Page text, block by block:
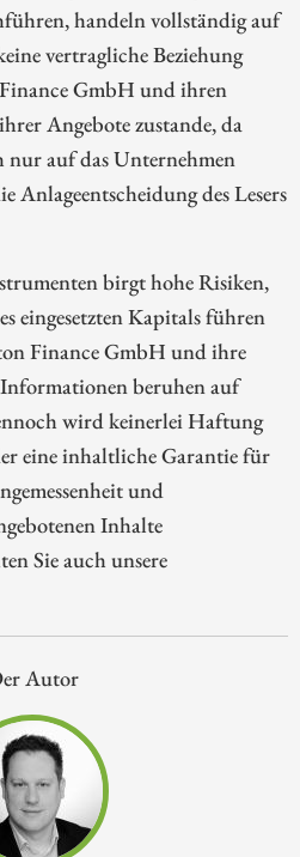
handeln vollständig auf
vertragliche Beziehung
GmbH und ihren
Angebote zustande, da
nur auf das Unternehmen
Anlageentscheidung des Lesers
birgt hohe Risiken,
eingesetzten Kapitals führen
Finance GmbH und ihre
beruhen auf
wird keinerlei Haftung
eine inhaltliche Garantie für
und
Inhalte
Sie auch unsere
Autor